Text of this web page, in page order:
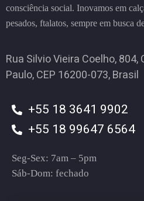
consciência social. Inovamos em
pesados, ftalatos, sempre em busca
Rua Silvio Vieira Coelho, 804,
Paulo, CEP 16200-073, Brasil
+55 18 3641 9902
+55 18 99647 6564
Seg-Sex: 7am – 5pm
Sáb-Dom: fechado